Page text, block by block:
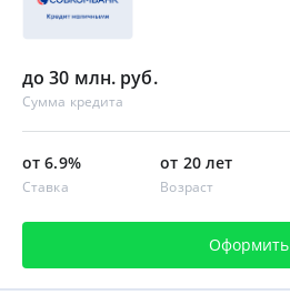
до 30 млн. руб.
Сумма кредита
от 6.9%
Ставка
от 20 лет
Возраст
Оформить